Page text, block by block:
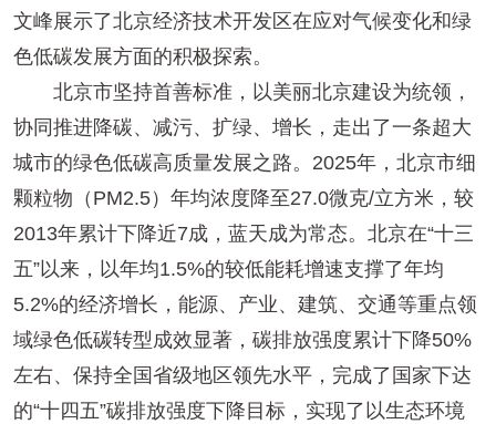
文峰展示了北京经济技术开发区在应对气候变化和绿
色低碳发展方面的积极探索。
北京市坚持首善标准，以美丽北京建设为统领，
协同推进降碳、减污、扩绿、增长，走出了一条超大
城市的绿色低碳高质量发展之路。2025年，北京市细
颗粒物（PM2.5）年均浓度降至27.0微克/立方米，较
2013年累计下降近7成，蓝天成为常态。北京在“十三
五”以来，以年均1.5%的较低能耗增速支撑了年均
5.2%的经济增长，能源、产业、建筑、交通等重点领
域绿色低碳转型成效显著，碳排放强度累计下降50%
左右、保持全国省级地区领先水平，完成了国家下达
的“十四五”碳排放强度下降目标，实现了以生态环境